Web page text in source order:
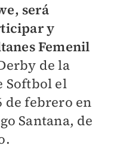
será
y
Femenil
de la
Softbol el
de febrero en
Santana, de